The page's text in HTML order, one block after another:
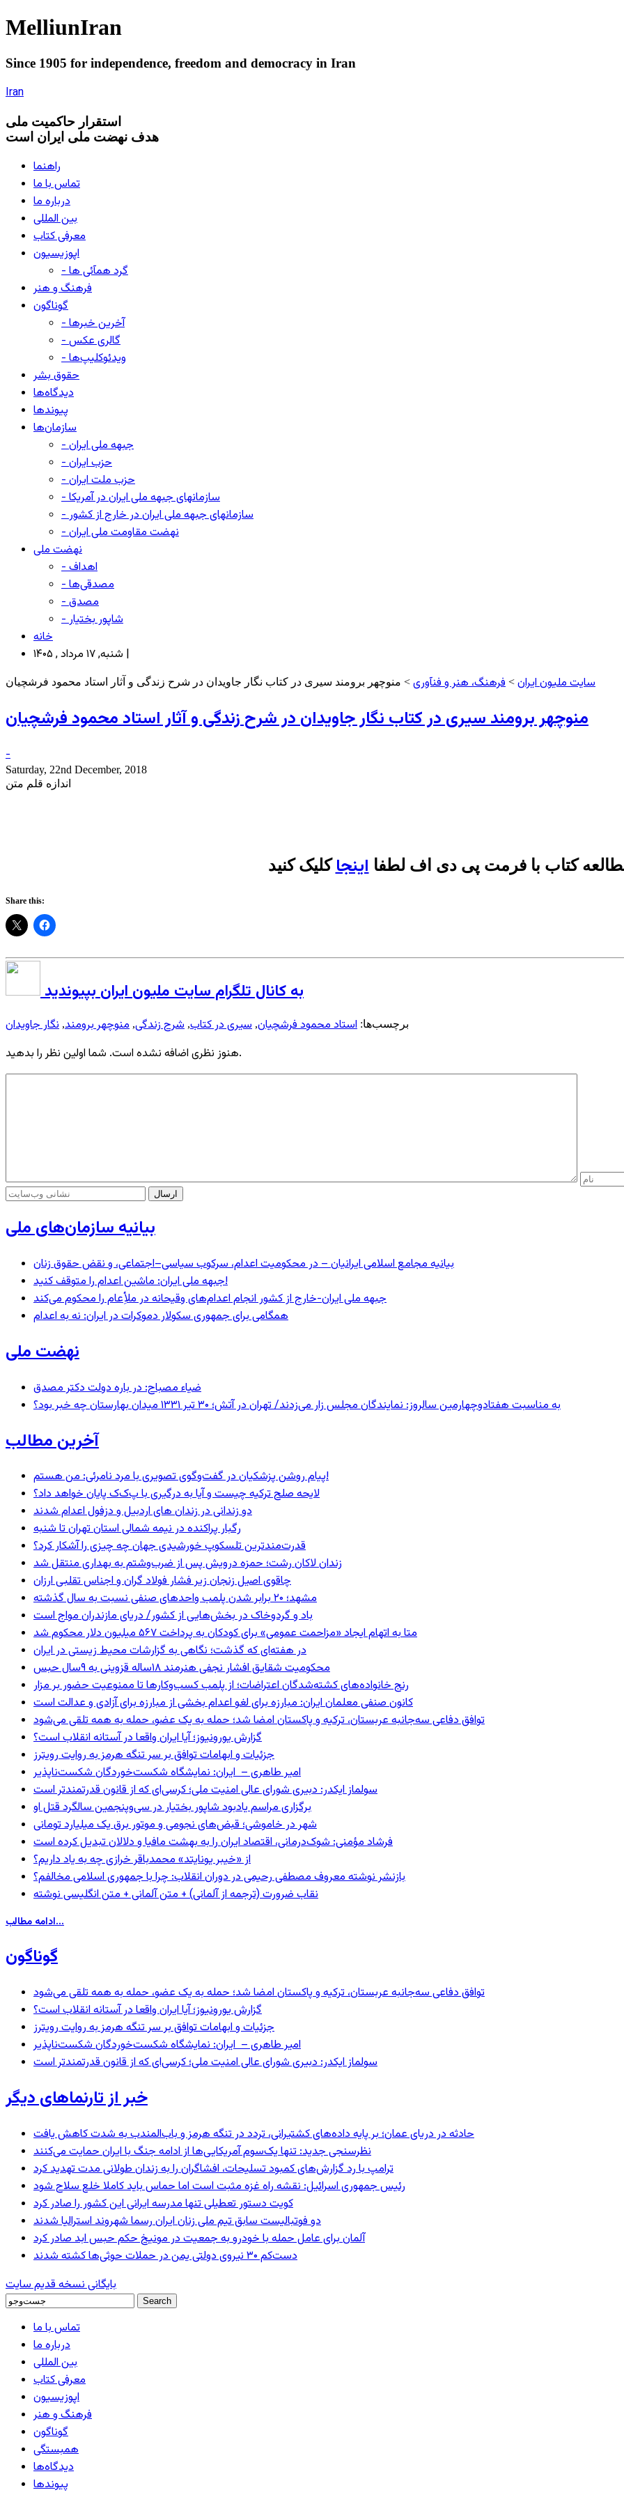
MelliunIran
Since 1905 for independence, freedom and democracy in Iran
Iran
استقرار حاکميت ملی
هدف نهضت ملی ایران است
راهنما
تماس با ما
درباره ما
بین المللی
معرفی کتاب
اپوزیسیون
- گرد همآئی ها
فرهنگ و هنر
گوناگون
- آخرین خبرها
- گالری عکس
- ویدئوکلیپ‌ها
حقوق بشر
دیدگاه‌ها
پیوندها
سازمان‌ها
- جبهه ملی ایران
- حزب ایران
- حزب ملت ایران
- سازمانهای جبهه ملی ایران در آمریکا
- سازمانهای جبهه ملی ایران در خارج از کشور
- نهضت مقاومت ملی ایران
نهضت ملی
- اهداف
- مصدقی‌ها
- مصدق
- شاپور بختیار
خانه
شنبه, ۱۷ مرداد , ۱۴۰۵ |
سایت ملیون ایران > فرهنگ، هنر و فنآوری > منوچهر برومند سیری در کتاب نگار جاویدان در شرح زندگی و آثار استاد محمود فرشچیان
منوچهر برومند سیری در کتاب نگار جاویدان در شرح زندگی و آثار استاد محمود فرشچیان
-
Saturday, 22nd December, 2018
اندازه قلم متن
کتاب با فرمت پی دی اف لطفا اینجاکلیک کنید
Share this:
به کانال تلگرام سایت ملیون ایران بپیوندید
برچسب‌ها: استاد محمود فرشچیان, سیری در کتاب, شرح زندگی, منوچهر برومند, نگار جاویدان
هنوز نظری اضافه نشده است. شما اولین نظر را بدهید.
بیانیه سازمان‌های ملی
بیانیه مجامع اسلامی ایرانیان – در محکومیت اعدام، سرکوب سیاسی–اجتماعی، و نقض حقوق زنان
جبهه ملی ایران: ماشین اعدام را متوقف کنید!
جبهه ملی ایران-خارج از کشور انجام اعدام‌های وقیحانه در ملأِعام را محکوم می‌کند
همگامی برای جمهوری سکولار دموکرات در ایران: نه به اعدام
نهضت ملی
ضیاء مصباح: در باره دولت دکتر مصدق
به مناسبت هفتادوچهارمین سالروز: نمایندگان مجلس زار می‌زدند/ تهران در آتش؛ ۳۰ تیر ۱۳۳۱ میدان بهارستان چه خبر بود؟
آخرین مطالب
پیام روشن پزشکیان در گفت‌و‌گوی تصویری با مرد نامرئی: من هستم!
لایحه صلح ترکیه چیست و آیا به درگیری با پ‌ک‌ک پایان خواهد داد؟
دو زندانی در زندان های اردبیل و دزفول اعدام شدند
رگبار پراکنده در نیمه شمالی استان تهران تا شنبه
قدرت‌مندترین تلسکوپ خورشیدی جهان چه چیزی را آشکار کرد؟
زندان لاکان رشت؛ حمزه درویش پس از ضرب‌وشتم به بهداری منتقل شد
چاقوی اصیل زنجان زیر فشار فولاد گران و اجناس تقلبی ارزان
مشهد؛ ۲۰ برابر شدن پلمب واحدهای صنفی نسبت به سال گذشته
باد و گردوخاک در بخش‌هایی از کشور/ دریای مازندران مواج است
متا به اتهام ایجاد «مزاحمت عمومی» برای کودکان به پرداخت ۵۶۷ میلیون دلار محکوم شد
در هفته‌ای که گذشت؛ نگاهی به گزارشات محیط زیستی در ایران
محکومیت شقایق افشار نجفی هنرمند ۱۸ساله قزوینی به ۹سال حبس
رنج خانواده‌های کشته‌شدگان اعتراضات؛ از پلمب کسب‌وکارها تا ممنوعیت حضور بر مزار
کانون صنفی معلمان ایران: مبارزه برای لغو اعدام بخشی از مبارزه برای آزادی و عدالت است
توافق دفاعی سه‌جانبه عربستان، ترکیه و پاکستان امضا شد؛ حمله به یک عضو، حمله به همه تلقی می‌شود
گزارش یورونیوز؛ آیا ایران واقعا در آستانه انقلاب است؟
جزئیات و ابهامات توافق بر سر تنگه هرمز به روایت رویترز
امیر طاهری – ایران: نمایشگاه شکست‌خوردگان شکست‌ناپذیر
سولماز ایکدر: دبیری شورای عالی امنیت ملی؛ کرسی‌ای که از قانون قدرتمندتر است
برگزاری مراسم یادبود شاپور بختیار در سی‌وپنجمین سالگرد قتل او
شهر در خاموشی؛ قبض‌های نجومی و موتور برق یک میلیارد تومانی
فرشاد مؤمنی: شوک‌درمانی، اقتصاد ایران را به بهشت مافیا و دلالان تبدیل کرده است
از «خیبر یونایتد» محمدباقر خرازی چه به یاد داریم؟
بازنشر نوشته معروف مصطفی رحیمی در دوران انقلاب: چرا با جمهوری اسلامی مخالفم؟
نقاب ضرورت (ترجمه از آلمانی) + متن آلمانی + متن انگلیسی نوشته
ادامه مطالب...
گوناگون
توافق دفاعی سه‌جانبه عربستان، ترکیه و پاکستان امضا شد؛ حمله به یک عضو، حمله به همه تلقی می‌شود
گزارش یورونیوز؛ آیا ایران واقعا در آستانه انقلاب است؟
جزئیات و ابهامات توافق بر سر تنگه هرمز به روایت رویترز
امیر طاهری – ایران: نمایشگاه شکست‌خوردگان شکست‌ناپذیر
سولماز ایکدر: دبیری شورای عالی امنیت ملی؛ کرسی‌ای که از قانون قدرتمندتر است
خبر از تارنماهای دیگر
حادثه در دریای عمان؛ بر پایه داده‌های کشتیرانی، تردد در تنگه هرمز و باب‌المندب به شدت کاهش یافت
نظرسنجی جدید: تنها یک‌سوم آمریکایی‌ها از ادامه جنگ با ایران حمایت می‌کنند
ترامپ با رد گزارش‌های کمبود تسلیحات، افشاگران را به زندان طولانی مدت تهدید کرد
رئیس‌ جمهوری اسرائیل: نقشه راه غزه مثبت است اما حماس باید کاملا خلع سلاح شود
کویت دستور تعطیلی تنها مدرسه ایرانی این کشور را صادر کرد
دو فوتبالیست سابق تیم ملی زنان ایران رسما شهروند استرالیا شدند
آلمان برای عامل حمله با خودرو به جمعیت در مونیخ حکم حبس ابد صادر کرد
دست‌کم ۳۰ نیروی دولتی یمن در حملات حوثی‌ها کشته شدند
بایگانی نسخه قدیم سایت
تماس با ما
درباره ما
بین المللی
معرفی کتاب
اپوزیسیون
فرهنگ و هنر
گوناگون
همبستگی
دیدگاه‌ها
پیوندها